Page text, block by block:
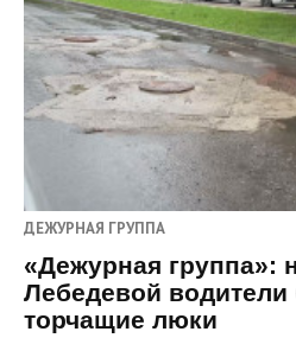
ДЕЖУРНАЯ ГРУППА
«Дежурная группа»:
Лебедевой водители
торчащие люки